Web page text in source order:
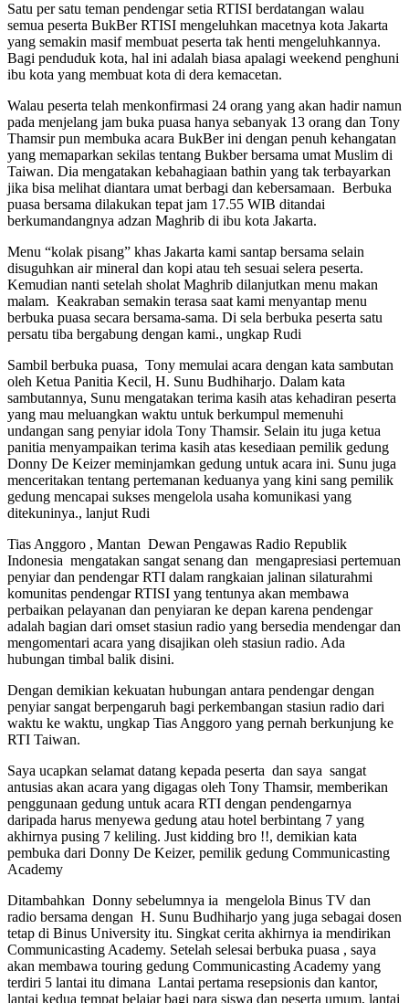
Satu per satu teman pendengar setia RTISI berdatangan walau
semua peserta BukBer RTISI mengeluhkan macetnya kota Jakarta
yang semakin masif membuat peserta tak henti mengeluhkannya.
Bagi penduduk kota, hal ini adalah biasa apalagi weekend penghuni
ibu kota yang membuat kota di dera kemacetan.
Walau peserta telah menkonfirmasi 24 orang yang akan hadir namun
pada menjelang jam buka puasa hanya sebanyak 13 orang dan Tony
Thamsir pun membuka acara BukBer ini dengan penuh kehangatan
yang memaparkan sekilas tentang Bukber bersama umat Muslim di
Taiwan. Dia mengatakan kebahagiaan bathin yang tak terbayarkan
jika bisa melihat diantara umat berbagi dan kebersamaan. Berbuka
puasa bersama dilakukan tepat jam 17.55 WIB ditandai
berkumandangnya adzan Maghrib di ibu kota Jakarta.
Menu “kolak pisang” khas Jakarta kami santap bersama selain
disuguhkan air mineral dan kopi atau teh sesuai selera peserta.
Kemudian nanti setelah sholat Maghrib dilanjutkan menu makan
malam. Keakraban semakin terasa saat kami menyantap menu
berbuka puasa secara bersama-sama. Di sela berbuka peserta satu
persatu tiba bergabung dengan kami., ungkap Rudi
Sambil berbuka puasa, Tony memulai acara dengan kata sambutan
oleh Ketua Panitia Kecil, H. Sunu Budhiharjo. Dalam kata
sambutannya, Sunu mengatakan terima kasih atas kehadiran peserta
yang mau meluangkan waktu untuk berkumpul memenuhi
undangan sang penyiar idola Tony Thamsir. Selain itu juga ketua
panitia menyampaikan terima kasih atas kesediaan pemilik gedung
Donny De Keizer meminjamkan gedung untuk acara ini. Sunu juga
menceritakan tentang pertemanan keduanya yang kini sang pemilik
gedung mencapai sukses mengelola usaha komunikasi yang
ditekuninya., lanjut Rudi
Tias Anggoro , Mantan Dewan Pengawas Radio Republik
Indonesia mengatakan sangat senang dan mengapresiasi pertemuan
penyiar dan pendengar RTI dalam rangkaian jalinan silaturahmi
komunitas pendengar RTISI yang tentunya akan membawa
perbaikan pelayanan dan penyiaran ke depan karena pendengar
adalah bagian dari omset stasiun radio yang bersedia mendengar dan
mengomentari acara yang disajikan oleh stasiun radio. Ada
hubungan timbal balik disini.
Dengan demikian kekuatan hubungan antara pendengar dengan
penyiar sangat berpengaruh bagi perkembangan stasiun radio dari
waktu ke waktu, ungkap Tias Anggoro yang pernah berkunjung ke
RTI Taiwan.
Saya ucapkan selamat datang kepada peserta dan saya sangat
antusias akan acara yang digagas oleh Tony Thamsir, memberikan
penggunaan gedung untuk acara RTI dengan pendengarnya
daripada harus menyewa gedung atau hotel berbintang 7 yang
akhirnya pusing 7 keliling. Just kidding bro !!, demikian kata
pembuka dari Donny De Keizer, pemilik gedung Communicasting
Academy
Ditambahkan Donny sebelumnya ia mengelola Binus TV dan
radio bersama dengan H. Sunu Budhiharjo yang juga sebagai dosen
tetap di Binus University itu. Singkat cerita akhirnya ia mendirikan
Communicasting Academy. Setelah selesai berbuka puasa , saya
akan membawa touring gedung Communicasting Academy yang
terdiri 5 lantai itu dimana Lantai pertama resepsionis dan kantor,
lantai kedua tempat belajar bagi para siswa dan peserta umum, lantai